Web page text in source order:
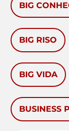
BIG
BIG RISO
BIG VIDA
BUSINESS